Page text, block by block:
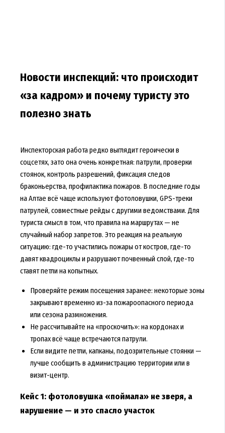
Новости инспекций: что происходит
«за кадром» и почему туристу это
полезно знать
Инспекторская работа редко выглядит героически в
соцсетях, зато она очень конкретная: патрули, проверки
стоянок, контроль разрешений, фиксация следов
браконьерства, профилактика пожаров. В последние годы
на Алтае всё чаще используют фотоловушки, GPS-треки
патрулей, совместные рейды с другими ведомствами. Для
туриста смысл в том, что правила на маршрутах — не
случайный набор запретов. Это реакция на реальную
ситуацию: где-то участились пожары от костров, где-то
давят квадроциклы и разрушают почвенный слой, где-то
ставят петли на копытных.
Проверяйте режим посещения заранее: некоторые зоны
закрывают временно из-за пожароопасного периода
или сезона размножения.
Не рассчитывайте на «проскочить»: на кордонах и
тропах всё чаще встречаются патрули.
Если видите петли, капканы, подозрительные стоянки —
лучше сообщить в администрацию территории или в
визит-центр.
Кейс 1: фотоловушка «поймала» не зверя, а
нарушение — и это спасло участок